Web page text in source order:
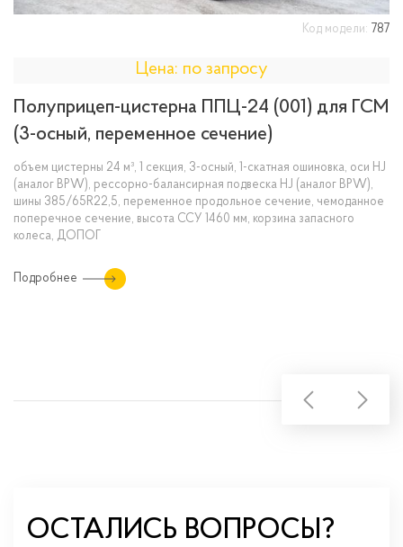
Код модели: 787
Цена: по запросу
Полуприцеп-цистерна ППЦ-24 (001) для ГСМ
(3-осный, переменное сечение)
объем цистерны 24 м³, 1 секция, 3-осный, 1-скатная ошиновка, оси HJ
(аналог BPW), рессорно-балансирная подвеска HJ (аналог BPW),
шины 385/65R22,5, переменное продольное сечение, чемоданное
поперечное сечение, высота ССУ 1460 мм, корзина запасного
колеса, ДОПОГ
Подробнее
ОСТАЛИСЬ ВОПРОСЫ?